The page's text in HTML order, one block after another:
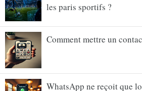
les paris sportifs ?
Comment mettre un
WhatsApp ne reçoit que